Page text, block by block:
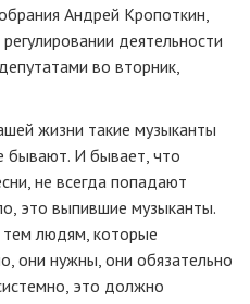
Андрей Кропоткин,
деятельности
во вторник,
жизни такие музыканты
бывают. И бывает, что
не всегда попадают
это выпившие музыканты.
людям, которые
они нужны, они обязательно
это должно